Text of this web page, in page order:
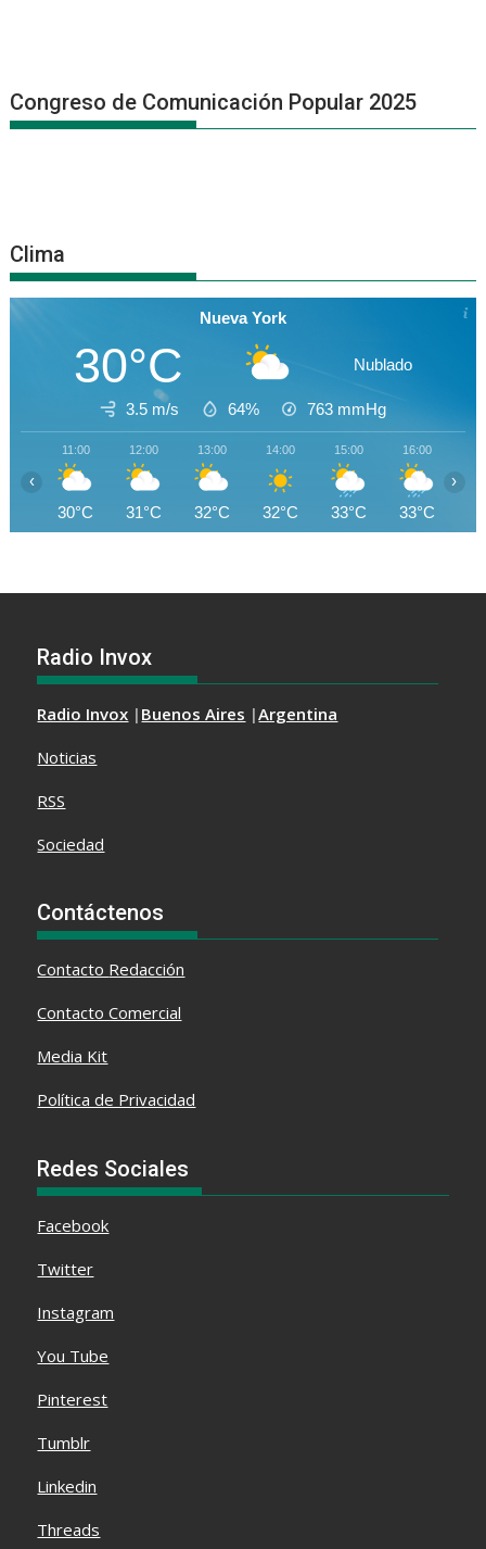
Congreso de Comunicación Popular 2025
Clima
Nueva York
30°C Nublado
3.5 m/s 64% 763 mmHg
11:00
30°C
12:00
31°C
13:00
32°C
14:00
32°C
15:00
33°C
16:00
33°C
‹ ›
Radio Invox
Radio Invox | Buenos Aires |Argentina
Noticias
RSS
Sociedad
Contáctenos
Contacto Redacción
Contacto Comercial
Media Kit
Política de Privacidad
Redes Sociales
Facebook
Twitter
Instagram
You Tube
Pinterest
Tumblr
Linkedin
Threads